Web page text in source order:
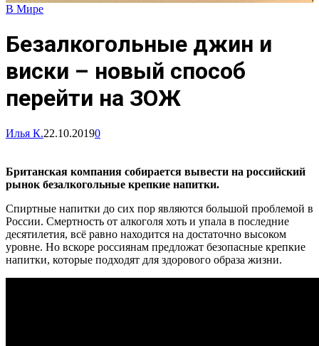
В Мире
Безалкогольные джин и
виски – новый способ
перейти на ЗОЖ
Илья К.22.10.20190
Британская компания собирается вывести на российский
рынок безалкогольные крепкие напитки.
Спиртные напитки до сих пор являются большой проблемой в
России. Смертность от алкоголя хоть и упала в последние
десятилетия, всё равно находится на достаточно высоком
уровне. Но вскоре россиянам предложат безопасные крепкие
напитки, которые подходят для здорового образа жизни.